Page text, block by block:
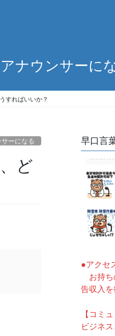
ナウンサーに
すればいいか？
ーになる
ど
早口言
●アクセ
お持ち
告収入を
【コミ
ビジネ